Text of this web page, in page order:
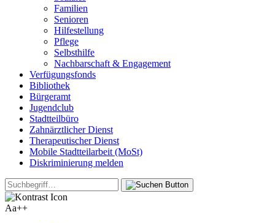
Familien
Senioren
Hilfestellung
Pflege
Selbsthilfe
Nachbarschaft & Engagement
Verfügungsfonds
Bibliothek
Bürgeramt
Jugendclub
Stadtteilbüro
Zahnärztlicher Dienst
Therapeutischer Dienst
Mobile Stadtteilarbeit (MoSt)
Diskriminierung melden
Aa++